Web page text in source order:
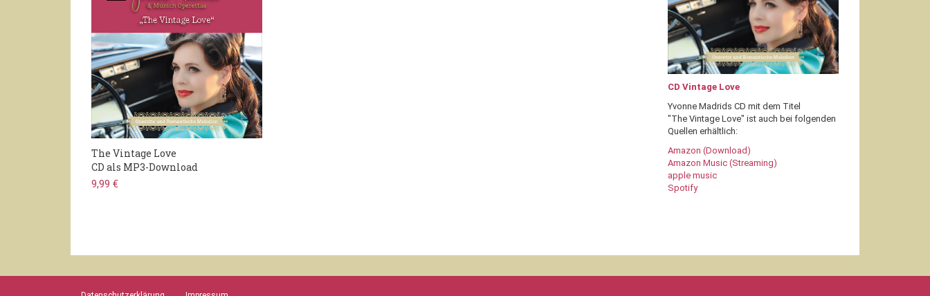
The Vintage Love
CD als MP3-Download
9,99 €
CD Vintage Love
Yvonne Madrids CD mit dem Titel
"The Vintage Love" ist auch bei folgenden
Quellen erhältlich:
Amazon (Download)
Amazon Music (Streaming)
apple music
Spotify